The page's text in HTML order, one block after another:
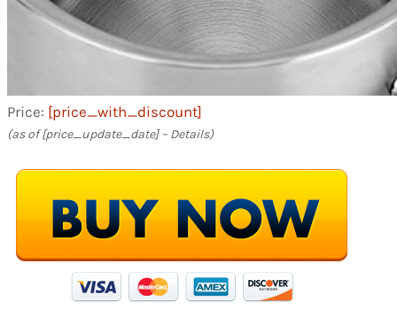
Price: [price_with_discount]
(as of [price_update_date] – Details)